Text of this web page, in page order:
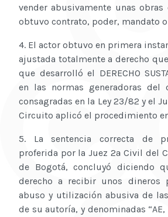
vender abusivamente unas
obtuvo contrato, poder, mandato
4. El actor obtuvo en primera
ajustada totalmente a derecho
que desarrolló el DERECHO
en las normas generadoras del
consagradas en la Ley 23/82 y el
Circuito aplicó el procedimiento
5. La sentencia correcta de
proferida por la Juez 2ª Civil del
de Bogotá, concluyó diciendo
derecho a recibir unos dineros
abuso y utilización abusiva de
de su autoría, y denominadas “AE,